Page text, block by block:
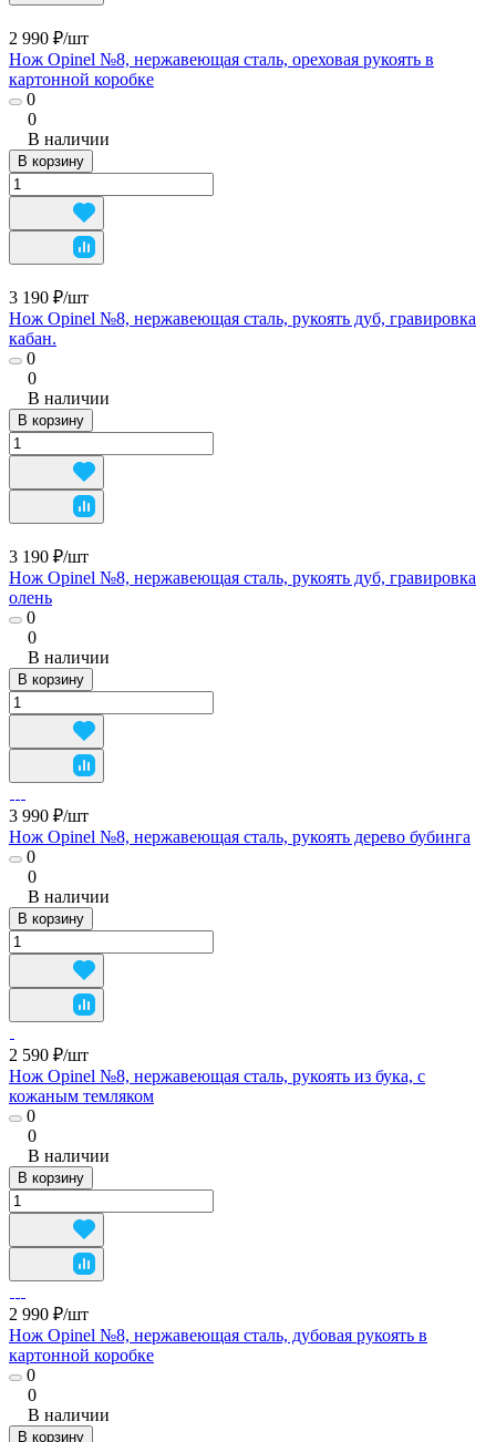
2 990 ₽/шт
Нож Opinel №8, нержавеющая сталь, ореховая рукоять в
картонной коробке
0
0
В наличии
В корзину
3 190 ₽/шт
Нож Opinel №8, нержавеющая сталь, рукоять дуб, гравировка
кабан.
0
0
В наличии
В корзину
3 190 ₽/шт
Нож Opinel №8, нержавеющая сталь, рукоять дуб, гравировка
олень
0
0
В наличии
В корзину
3 990 ₽/шт
Нож Opinel №8, нержавеющая сталь, рукоять дерево бубинга
0
0
В наличии
В корзину
2 590 ₽/шт
Нож Opinel №8, нержавеющая сталь, рукоять из бука, с
кожаным темляком
0
0
В наличии
В корзину
2 990 ₽/шт
Нож Opinel №8, нержавеющая сталь, дубовая рукоять в
картонной коробке
0
0
В наличии
В корзину